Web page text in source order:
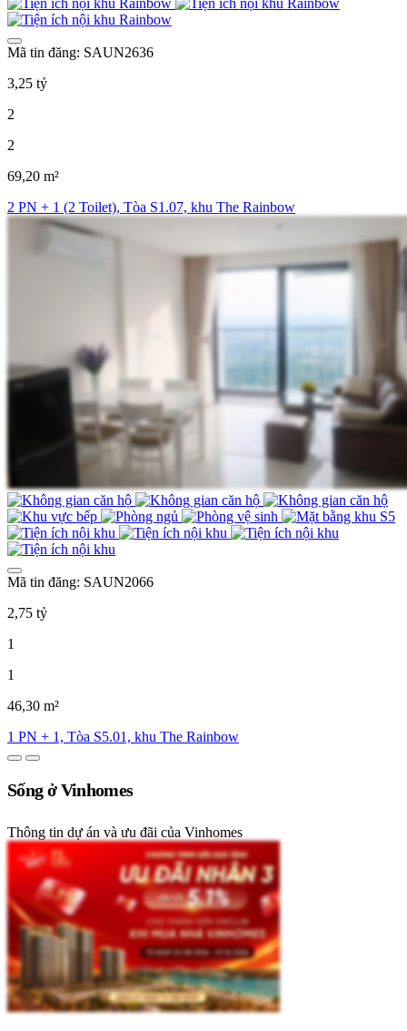
Mã tin đăng: SAUN2636
3,25 tỷ
2
2
69,20 m²
2 PN + 1 (2 Toilet), Tòa S1.07, khu The Rainbow
Mã tin đăng: SAUN2066
2,75 tỷ
1
1
46,30 m²
1 PN + 1, Tòa S5.01, khu The Rainbow
Sống ở Vinhomes
Thông tin dự án và ưu đãi của Vinhomes